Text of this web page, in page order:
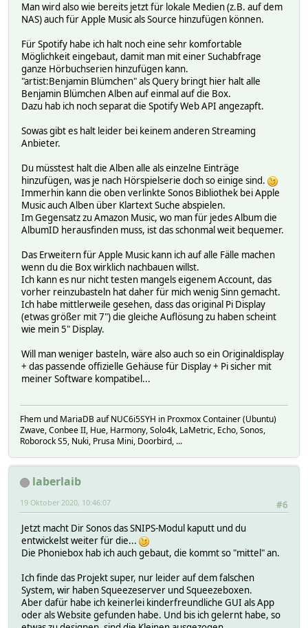
Man wird also wie bereits jetzt für lokale Medien (z.B. auf dem
NAS) auch für Apple Music als Source hinzufügen können.
Für Spotify habe ich halt noch eine sehr komfortable
Möglichkeit eingebaut, damit man mit einer Suchabfrage
ganze Hörbuchserien hinzufügen kann.
"artist:Benjamin Blümchen" als Query bringt hier halt alle
Benjamin Blümchen Alben auf einmal auf die Box.
Dazu hab ich noch separat die Spotify Web API angezapft.
Sowas gibt es halt leider bei keinem anderen Streaming
Anbieter.
Du müsstest halt die Alben alle als einzelne Einträge
hinzufügen, was je nach Hörspielserie doch so einige sind.
Immerhin kann die oben verlinkte Sonos Bibliothek bei Apple
Music auch Alben über Klartext Suche abspielen.
Im Gegensatz zu Amazon Music, wo man für jedes Album die
AlbumID herausfinden muss, ist das schonmal weit bequemer.
Das Erweitern für Apple Music kann ich auf alle Fälle machen
wenn du die Box wirklich nachbauen willst.
Ich kann es nur nicht testen mangels eigenem Account, das
vorher reinzubasteln hat daher für mich wenig Sinn gemacht.
Ich habe mittlerweile gesehen, dass das original Pi Display
(etwas größer mit 7") die gleiche Auflösung zu haben scheint
wie mein 5" Display.
Will man weniger basteln, wäre also auch so ein Originaldisplay
+ das passende offizielle Gehäuse für Display + Pi sicher mit
meiner Software kompatibel...
Fhem und MariaDB auf NUC6i5SYH in Proxmox Container (Ubuntu)
Zwave, Conbee II, Hue, Harmony, Solo4k, LaMetric, Echo, Sonos,
Roborock S5, Nuki, Prusa Mini, Doorbird, ...
laberlaib
#6
19 Oktober 2020, 10:46:07
Jetzt macht Dir Sonos das SNIPS-Modul kaputt und du
entwickelst weiter für die...
Die Phoniebox hab ich auch gebaut, die kommt so "mittel" an.
Ich finde das Projekt super, nur leider auf dem falschen
System, wir haben Squeezeserver und Squeezeboxen.
Aber dafür habe ich keinerlei kinderfreundliche GUI als App
oder als Website gefunden habe. Und bis ich gelernt habe, so